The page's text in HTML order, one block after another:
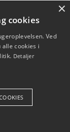
vores
×
cookies
Ved
cookies i
Detaljer